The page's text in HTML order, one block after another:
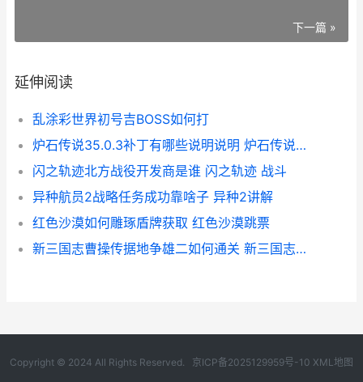
下一篇 »
延伸阅读
乱涂彩世界初号吉BOSS如何打
炉石传说35.0.3补丁有哪些说明说明 炉石传说最近补丁
闪之轨迹北方战役开发商是谁 闪之轨迹 战斗
异种航员2战略任务成功靠啥子 异种2讲解
红色沙漠如何雕琢盾牌获取 红色沙漠跳票
新三国志曹操传据地争雄二如何通关 新三国志曹操传t0
Copyright © 2024 All Rights Reserved. 京ICP备2025129959号-10 XML地图